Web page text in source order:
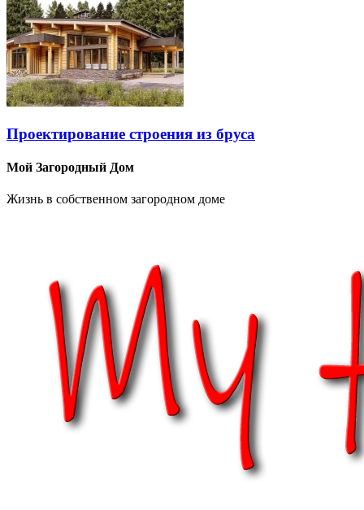
Проектирование строения из бруса
Мой Загородный Дом
Жизнь в собственном загородном доме